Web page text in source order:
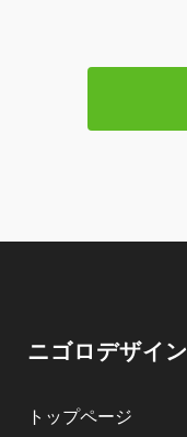
ニゴロデザイン
トップページ